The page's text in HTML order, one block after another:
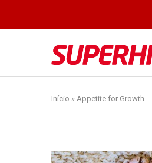
Início » Appetite for Growth